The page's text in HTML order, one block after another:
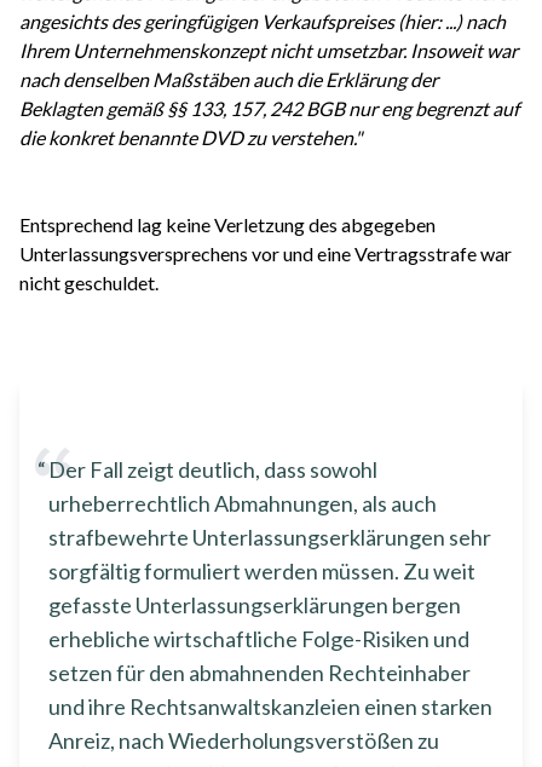
angesichts des geringfügigen Verkaufspreises (hier: ...) nach
Ihrem Unternehmenskonzept nicht umsetzbar. Insoweit war
nach denselben Maßstäben auch die Erklärung der
Beklagten gemäß §§ 133, 157, 242 BGB nur eng begrenzt auf
die konkret benannte DVD zu verstehen."
Entsprechend lag keine Verletzung des abgegeben
Unterlassungsversprechens vor und eine Vertragsstrafe war
nicht geschuldet.
Der Fall zeigt deutlich, dass sowohl
urheberrechtlich Abmahnungen, als auch
strafbewehrte Unterlassungserklärungen sehr
sorgfältig formuliert werden müssen. Zu weit
gefasste Unterlassungserklärungen bergen
erhebliche wirtschaftliche Folge-Risiken und
setzen für den abmahnenden Rechteinhaber
und ihre Rechtsanwaltskanzleien einen starken
Anreiz, nach Wiederholungsverstößen zu